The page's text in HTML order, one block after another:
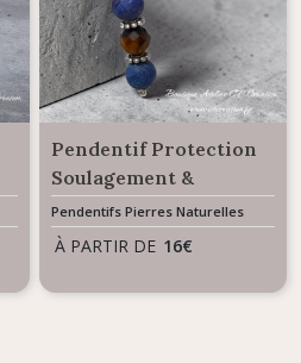
Pendentif Protection
Soulagement &
Confiance en soi- Oeil
de Tigre & Lapis Lazuli
Pendentifs Pierres Naturelles
Gemme
À PARTIR DE 16€